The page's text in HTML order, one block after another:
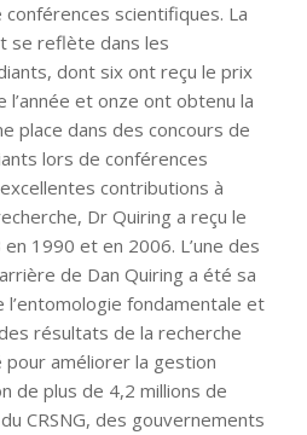
scientifiques. La
se reflète dans les
dont six ont reçu le prix
et onze ont obtenu la
place dans des concours de
lors de conférences
contributions à
Dr Quiring a reçu le
1990 et en 2006. L’une des
de Dan Quiring a été sa
fondamentale et
résultats de la recherche
améliorer la gestion
de plus de 4,2 millions de
CRSNG, des gouvernements